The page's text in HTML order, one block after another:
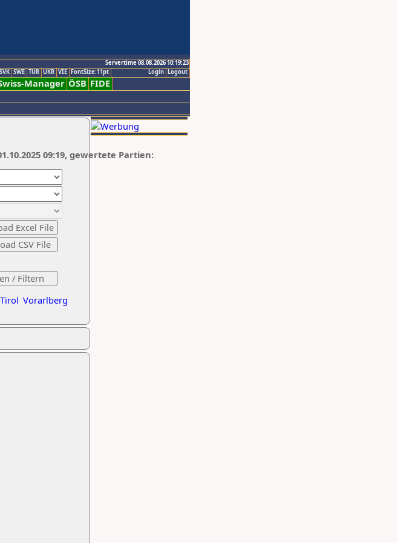
Servertime 08.08.2026 10:19:23
Logout
Login
SVK SWE TUR UKR VIE FontSize:11pt
Manager ÖSB FIDE
Tirol Vorarlberg
09:19, gewertete Partien: